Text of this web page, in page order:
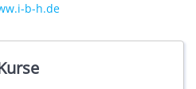
b-h.de